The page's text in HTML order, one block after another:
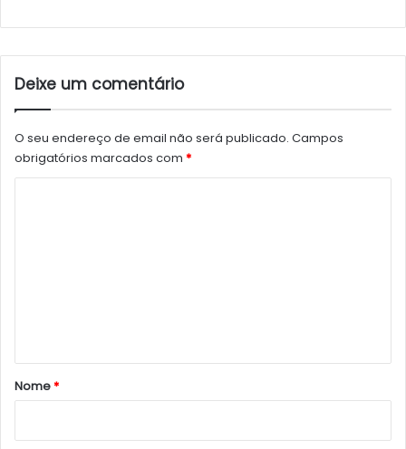
Deixe um comentário
O seu endereço de email não será publicado. Campos
obrigatórios marcados com *
r
Nome*